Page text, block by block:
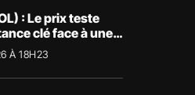
: Le prix teste
clé face à une
baissière
À 18H23